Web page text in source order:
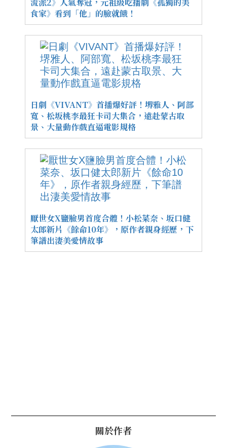
食家》看到「他」的臉就餓！
日劇《VIVANT》首播爆好評！堺雅人、阿部
寬、松坂桃李最狂卡司大集合，遠赴蒙古取
景、大量動作戲直逼電影規格
厭世女X鹽臉男首度合體！小松菜奈、坂口健
太郎新片《餘命10年》，原作者親身經歷，下
筆譜出淒美愛情故事
關於作者